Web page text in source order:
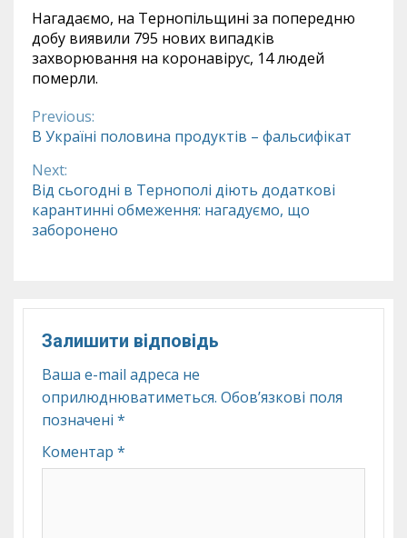
Нагадаємо, на Тернопільщині за попередню
добу виявили 795 нових випадків
захворювання на коронавірус, 14 людей
померли.
Continue
Reading
Previous:
В Україні половина продуктів – фальсифікат
Next:
Від сьогодні в Тернополі діють додаткові
карантинні обмеження: нагадуємо, що
заборонено
Залишити відповідь
Ваша e-mail адреса не
оприлюднюватиметься. Обов’язкові поля
позначені *
Коментар *